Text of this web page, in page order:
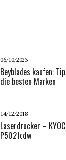
06/10/2023
Beyblades kaufen:
die besten Marken
14/12/2018
Laserdrucker –
P5021cdw